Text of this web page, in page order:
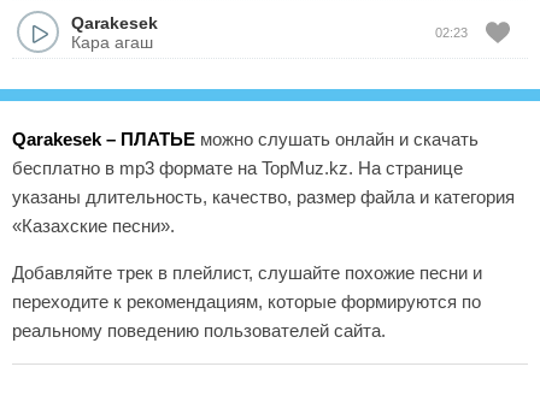
Qarakesek
Кара агаш
02:23
Qarakesek – ПЛАТЬЕ можно слушать онлайн и скачать
бесплатно в mp3 формате на TopMuz.kz. На странице
указаны длительность, качество, размер файла и категория
«Казахские песни».
Добавляйте трек в плейлист, слушайте похожие песни и
переходите к рекомендациям, которые формируются по
реальному поведению пользователей сайта.